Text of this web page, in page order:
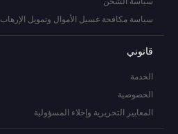
سياسة مكافحة غسيل الأموال وتمويل الإرهاب
قانوني
الخدمة
الخصوصية
المعايير التحريرية وإخلاء المسؤولية